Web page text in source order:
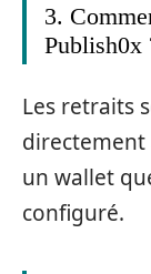
3.
Publish0x
Les retraits
un wallet
configuré.